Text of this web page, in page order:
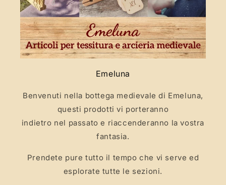
Emeluna
Benvenuti nella bottega medievale di Emeluna,
questi prodotti vi porteranno
indietro nel passato e riaccenderanno la vostra
fantasia.
Prendete pure tutto il tempo che vi serve ed
esplorate tutte le sezioni.